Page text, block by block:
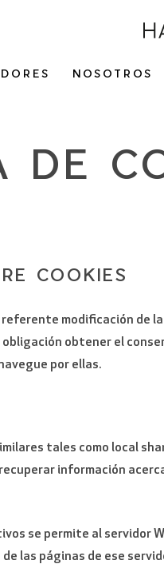
NOSOTROS
DE
COOKIES
modificación de
obligación obtener el
por ellas.
tales como local
información
se permite al servidor
las páginas de ese